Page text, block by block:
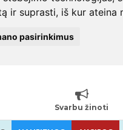
ir suprasti, iš kur ateina
pasirinkimus
Svarbu žinoti